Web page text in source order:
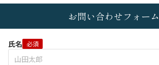
お問い合わせフォーム
氏名 必須